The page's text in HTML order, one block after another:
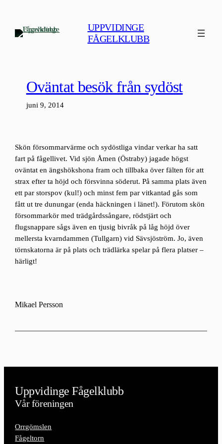
innehåll
UPPVIDINGE
FÅGELKLUBB
Oväntat besök från sydöst
juni 9, 2014
Skön försommarvärme och sydöstliga vindar verkar ha satt
fart på fågellivet. Vid sjön Åmen (Östraby) jagade högst
oväntat en ängshökshona fram och tillbaka över fälten för att
strax efter ta höjd och försvinna söderut. På samma plats även
ett par storspov (kul!) och minst fem par vitkantad gås som
fått ut tre dunungar (enda häckningen i länet!). Förutom skön
försommarkör med trädgårdssångare, rödstjärt och
flugsnappare sågs även en tjusig bivråk på låg höjd över
mellersta kvarndammen (Tullgarn) vid Sävsjöström. Jo, även
törnskatorna är på plats och trädlärka spelar på flera platser –
härligt!
Mikael Persson
Uppvidinge Fågelklubb
Vår föreningen
Orrgömslen
Fågeltorn